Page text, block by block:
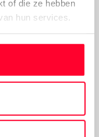
of die ze hebben
hun services.